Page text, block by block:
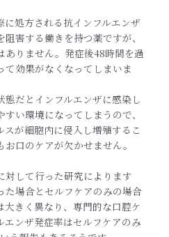
に処方される抗インフルエンザ
害する働きを持つ薬ですが、
ありません。発症後48時間を過
て効果がなくなってしまいま
態だとインフルエンザに感染し
い環境になってしまうので、
が細胞内に侵入し増殖するこ
口のケアが欠かせません。
して行った研究によります
た場合とセルフケアのみの場合
きく異なり、専門的な口腔ケ
エンザ発症率はセルフケアのみ